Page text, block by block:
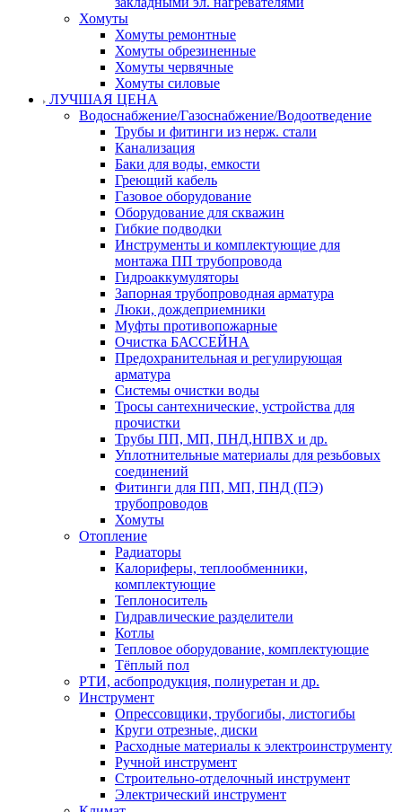
Хомуты
Хомуты ремонтные
Хомуты обрезиненные
Хомуты червячные
Хомуты силовые
ЛУЧШАЯ ЦЕНА
Водоснабжение/Газоснабжение/Водоотведение
Трубы и фитинги из нерж. стали
Канализация
Баки для воды, емкости
Греющий кабель
Газовое оборудование
Оборудование для скважин
Гибкие подводки
Инструменты и комплектующие для
монтажа ПП трубопровода
Гидроаккумуляторы
Запорная трубопроводная арматура
Люки, дождеприемники
Муфты противопожарные
Очистка БАССЕЙНА
Предохранительная и регулирующая
арматура
Системы очистки воды
Тросы сантехнические, устройства для
прочистки
Трубы ПП, МП, ПНД,НПВХ и др.
Уплотнительные материалы для резьбовых
соединений
Фитинги для ПП, МП, ПНД (ПЭ)
трубопроводов
Хомуты
Отопление
Радиаторы
Калориферы, теплообменники,
комплектующие
Теплоноситель
Гидравлические разделители
Котлы
Тепловое оборудование, комплектующие
Тёплый пол
РТИ, асбопродукция, полиуретан и др.
Инструмент
Опрессовщики, трубогибы, листогибы
Круги отрезные, диски
Расходные материалы к электроинструменту
Ручной инструмент
Строительно-отделочный инструмент
Электрический инструмент